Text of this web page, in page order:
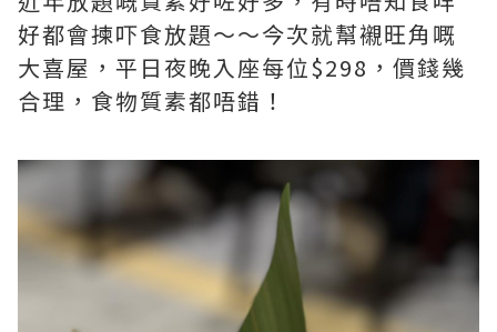
好都會揀吓食放題～～今次就幫襯旺角嘅
大喜屋，平日夜晚入座每位$298，價錢幾
合理，食物質素都唔錯！